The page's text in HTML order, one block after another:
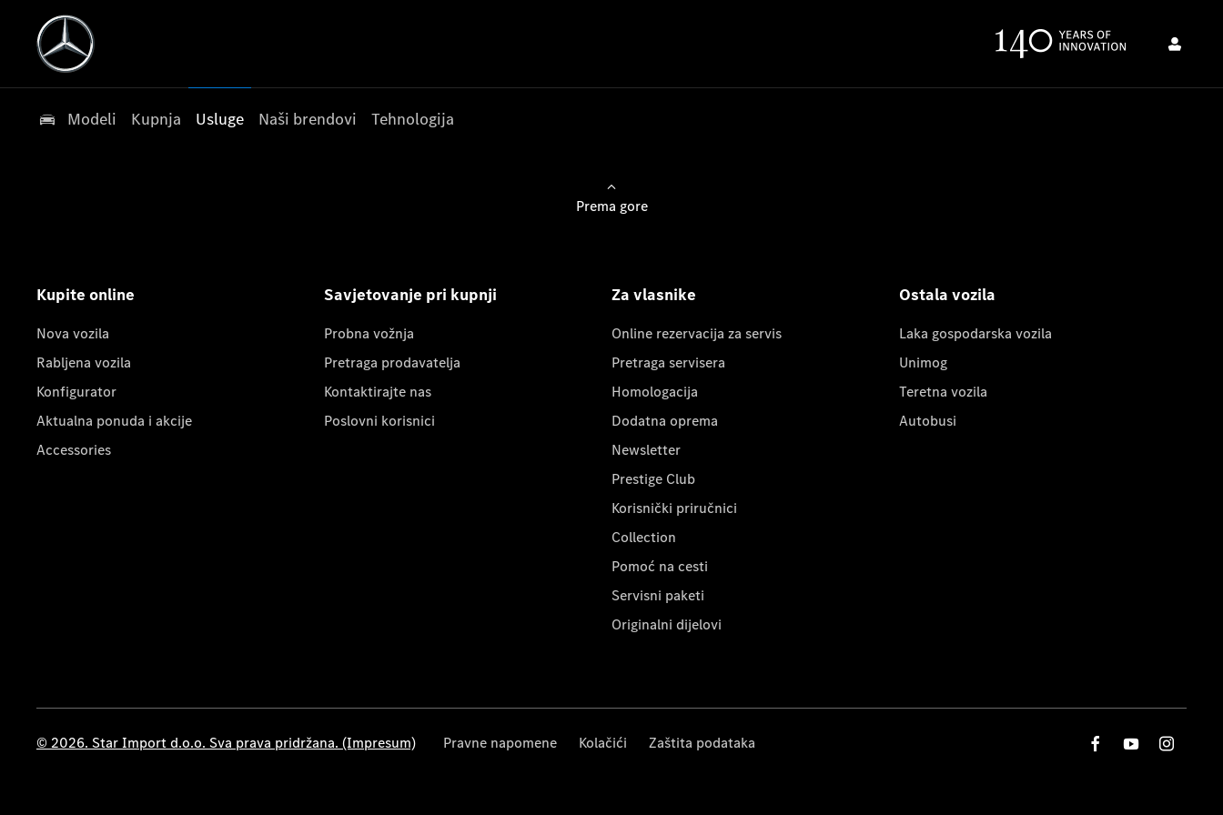
Modeli Kupnja Usluge Naši brendovi Tehnologija
Prema gore
Kupite online
Nova vozila
Rabljena vozila
Konfigurator
Aktualna ponuda i akcije
Accessories
Savjetovanje pri kupnji
Probna vožnja
Pretraga prodavatelja
Kontaktirajte nas
Poslovni korisnici
Za vlasnike
Online rezervacija za servis
Pretraga servisera
Homologacija
Dodatna oprema
Newsletter
Prestige Club
Korisnički priručnici
Collection
Pomoć na cesti
Servisni paketi
Originalni dijelovi
Ostala vozila
Laka gospodarska vozila
Unimog
Teretna vozila
Autobusi
© 2026. Star Import d.o.o. Sva prava pridržana. (Impresum) Pravne napomene Kolačići Zaštita podataka